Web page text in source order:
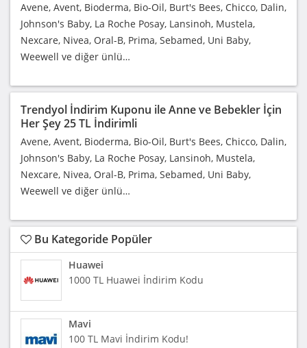
Avene, Avent, Bioderma, Bio-Oil, Burt's Bees, Chicco, Dalin,
Johnson's Baby, La Roche Posay, Lansinoh, Mustela,
Nexcare, Nivea, Oral-B, Prima, Sebamed, Uni Baby,
Weewell ve diğer ünlü…
Trendyol İndirim Kuponu ile Anne ve Bebekler İçin
Her Şey 25 TL İndirimli
Avene, Avent, Bioderma, Bio-Oil, Burt's Bees, Chicco, Dalin,
Johnson's Baby, La Roche Posay, Lansinoh, Mustela,
Nexcare, Nivea, Oral-B, Prima, Sebamed, Uni Baby,
Weewell ve diğer ünlü…
Bu Kategoride Popüler
Huawei
1000 TL Huawei İndirim Kodu
Mavi
100 TL Mavi İndirim Kodu!